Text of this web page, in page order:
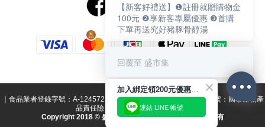
｜食品業者登錄字號：A-124572247-00000-1 ｜ 投保產品責任險字號：國泰產物產
品責任險 1516字第15PD02623號｜
Copyright 2018 © 盛和風食集文化股份有限公司 版權所有
【新客好禮送】❶註冊就贈購物金
100元 ❷享新客專屬優惠 ❸首購
下單再送究好豬豚骨醇湯
回覆至 盛市集
加入綁定領200元優惠券！
連結 LINE 帳號